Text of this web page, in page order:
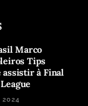
Marco
Tips
assistir à Final